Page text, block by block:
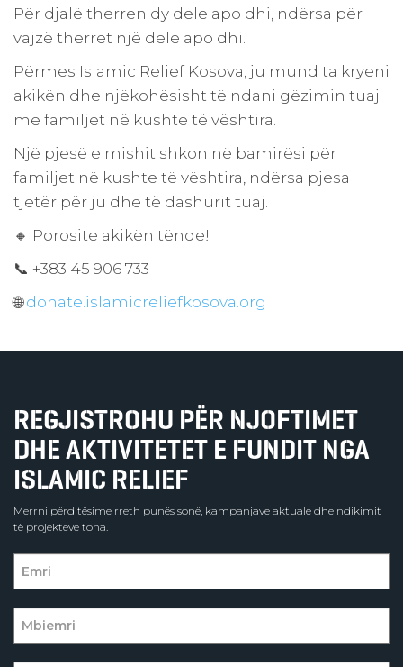
Për djalë therren dy dele apo dhi, ndërsa për
vajzë therret një dele apo dhi.
Përmes Islamic Relief Kosova, ju mund ta kryeni
akikën dhe njëkohësisht të ndani gëzimin tuaj
me familjet në kushte të vështira.
Një pjesë e mishit shkon në bamirësi për
familjet në kushte të vështira, ndërsa pjesa
tjetër për ju dhe të dashurit tuaj.
🔸 Porosite akikën tënde!
📞 +383 45 906 733
🌐donate.islamicreliefkosova.org
REGJISTROHU PËR NJOFTIMET
DHE AKTIVITETET E FUNDIT NGA
ISLAMIC RELIEF
Merrni përditësime rreth punës sonë, kampanjave aktuale dhe ndikimit
të projekteve tona.